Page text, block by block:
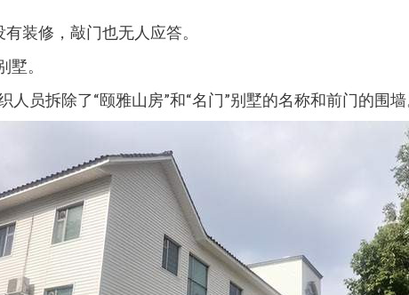
装修，敲门也无人应答。
。
员拆除了“颐雅山房”和“名门”别墅的名称和前门的围